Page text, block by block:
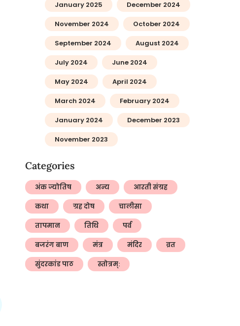
January 2025 December 2024
November 2024 October 2024
September 2024 August 2024
July 2024 June 2024
May 2024 April 2024
March 2024 February 2024
January 2024 December 2023
November 2023
Categories
अंक ज्योतिष अन्य आरती संग्रह
कथा ग्रह दोष चालीसा
तापमान तिथि पर्व
बजरंग बाण मंत्र मंदिर व्रत
सुंदरकांड पाठ स्तोत्रम्: